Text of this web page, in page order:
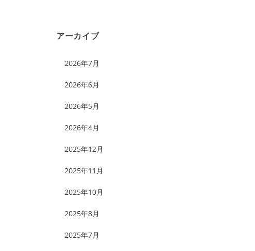
アーカイブ
2026年7月
2026年6月
2026年5月
2026年4月
2025年12月
2025年11月
2025年10月
2025年8月
2025年7月